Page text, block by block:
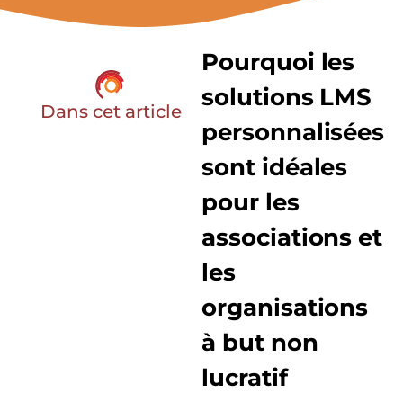
Dans cet article
Pourquoi les
solutions LMS
personnalisées
sont idéales
pour les
associations et
les
organisations
à but non
lucratif